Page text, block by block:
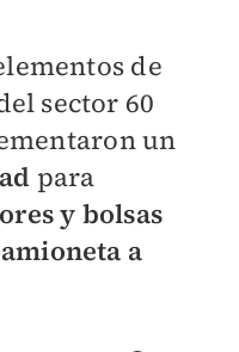
de
sector 60
un
para
y bolsas
a